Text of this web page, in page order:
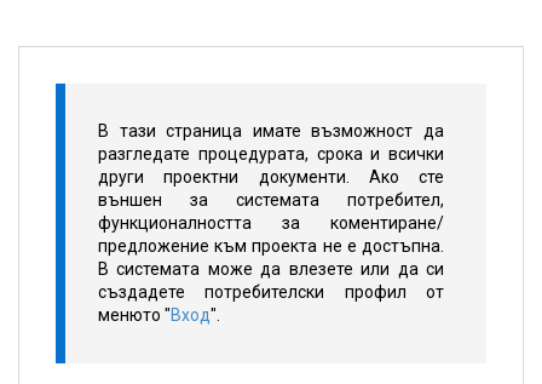
В тази страница имате възможност да
разгледате процедурата, срока и всички
други проектни документи. Ако сте
външен за системата потребител,
функционалността за коментиране/
предложение към проекта не е достъпна.
В системата може да влезете или да си
създадете потребителски профил от
менюто "Вход".